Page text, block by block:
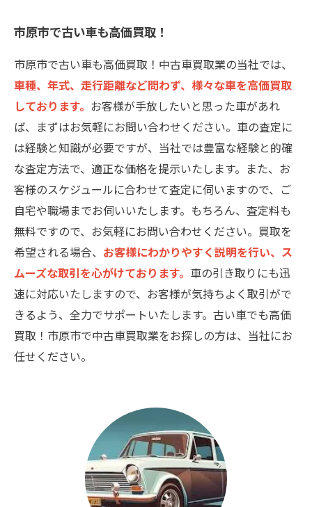
市原市の中古車買取市場が急成長中！
市原市で古い車も高価買取！
市原市で古い車も高価買取！中古車買取業の当社では、
車種、年式、走行距離など問わず、様々な車を高価買取
しております。 お客様が手放したいと思った車があれ
ば、まずはお気軽にお問い合わせください。車の査定に
は経験と知識が必要ですが、当社では豊富な経験と的確
な査定方法で、適正な価格を提示いたします。また、お
客様のスケジュールに合わせて査定に伺いますので、ご
自宅や職場までお伺いいたします。もちろん、査定料も
無料ですので、お気軽にお問い合わせください。買取を
希望される場合、 お客様にわかりやすく説明を行い、ス
ムーズな取引を心がけております。 車の引き取りにも迅
速に対応いたしますので、お客様が気持ちよく取引がで
きるよう、全力でサポートいたします。古い車でも高価
買取！市原市で中古車買取業をお探しの方は、当社にお
任せください。